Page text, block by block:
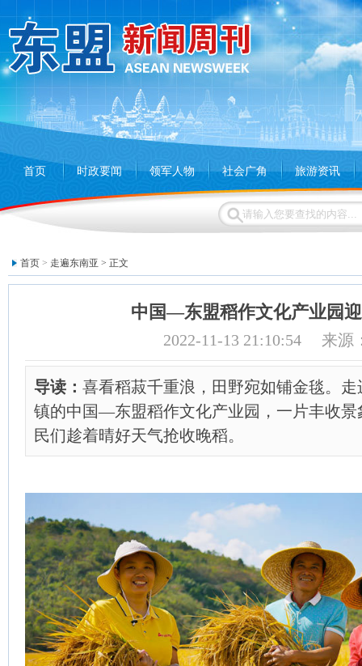
首页 时政要闻 领军人物 社会广角 旅游资讯
首页 > 走遍东南亚 > 正文
中国—东盟稻作文化产业园
2022-11-13 21:10:54 来源
导读： 喜看稻菽千重浪，田野宛如铺金毯。
镇的中国—东盟稻作文化产业园，一片丰收景
民们趁着晴好天气抢收晚稻。